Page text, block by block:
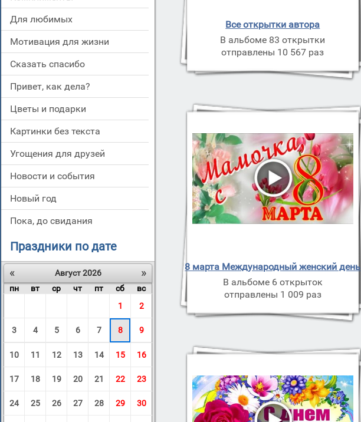
для любимых
мотивация для жизни
сказать спасибо
привет, как дела?
цветы и подарки
картинки без текста
угощения для друзей
новости и события
новый год
пока, до свидания
Праздники по дате
«
»
Август 2026
пн
вт ср чт пт сб
вс
1
2
3 4 5 6 7 8 9
10 11 12 13 14 15 16
17 18 19 20 21 22 23
24 25 26 27 28 29 30
Все открытки автора
В альбоме 83 открытки
отправлены 10 567 раз
8 марта Международный женский день
В альбоме 6 открыток
отправлены 1 009 раз